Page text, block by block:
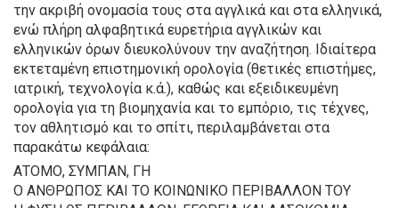
την ακριβή ονομασία τους στα αγγλικά και στα ελληνικά,
ενώ πλήρη αλφαβητικά ευρετήρια αγγλικών και
ελληνικών όρων διευκολύνουν την αναζήτηση. Ιδιαίτερα
εκτεταμένη επιστημονική ορολογία (θετικές επιστήμες,
ιατρική, τεχνολογία κ.ά.), καθώς και εξειδικευμένη
ορολογία για τη βιομηχανία και το εμπόριο, τις τέχνες,
τον αθλητισμό και το σπίτι, περιλαμβάνεται στα
παρακάτω κεφάλαια:
ΑΤΟΜΟ, ΣΥΜΠΑΝ, ΓΗ
Ο ΑΝΘΡΩΠΟΣ ΚΑΙ ΤΟ ΚΟΙΝΩΝΙΚΟ ΠΕΡΙΒΑΛΛΟΝ ΤΟΥ